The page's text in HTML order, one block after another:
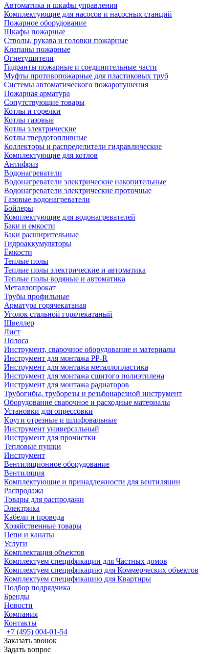
Автоматика и шкафы управления
Комплектующие для насосов и насосных станций
Пожарное оборудование
Шкафы пожарные
Стволы, рукава и головки пожарные
Клапаны пожарные
Огнетушители
Гидранты пожарные и соединительные части
Муфты противопожарные для пластиковых труб
Системы автоматического пожаротушения
Пожарная арматура
Сопутствующие товары
Котлы и горелки
Котлы газовые
Котлы электрические
Котлы твердотопливные
Коллекторы и распределители гидравлические
Комплектующие для котлов
Антифриз
Водонагреватели
Водонагреватели электрические накопительные
Водонагреватели электрические проточные
Газовые водонагреватели
Бойлеры
Комплектующие для водонагревателей
Баки и емкости
Баки расширительные
Гидроаккумуляторы
Ёмкости
Теплые полы
Теплые полы электрические и автоматика
Теплые полы водяные и автоматика
Металлопрокат
Трубы профильные
Арматура горячекатаная
Уголок стальной горячекатаный
Швеллер
Лист
Полоса
Инструмент, сварочное оборудование и материалы
Инструмент для монтажа PP-R
Инструмент для монтажа металлопластика
Инструмент для монтажа сшитого полиэтилена
Инструмент для монтажа радиаторов
Трубогибы, труборезы и резьбонарезной инструмент
Оборудование сварочное и расходные материалы
Установки для опрессовки
Круги отрезные и шлифовальные
Инструмент универсальный
Инструмент для прочистки
Тепловые пушки
Инструмент
Вентиляционное оборудование
Вентиляция
Комплектующие и принадлежности для вентиляции
Распродажа
Товары для распродажи
Электрика
Кабели и провода
Хозяйственные товары
Цепи и канаты
Услуги
Комплектация объектов
Комплектуем спецификации для Частных домов
Комплектуем спецификацию для Коммерческих объектов
Комплектуем спецификацию для Квартиры
Подбор подрядчика
Бренды
Новости
Компания
Контакты
+7 (495) 004-01-54
Заказать звонок
Задать вопрос